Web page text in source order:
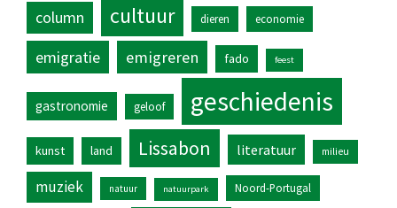
column cultuur dieren economie
emigratie emigreren fado feest
gastronomie geloof geschiedenis
kunst land Lissabon literatuur milieu
muziek natuur natuurpark Noord-Portugal